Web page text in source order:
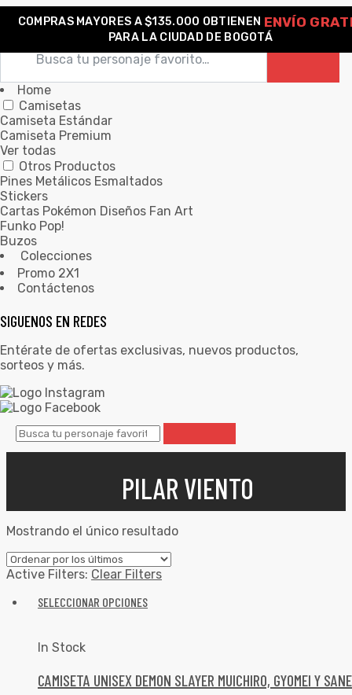
COMPRAS MAYORES A $135.000 OBTIENEN ENVÍO
PARA LA CIUDAD DE BOGOTÁ
Home
Camisetas
Camiseta Estándar
Camiseta Premium
Ver todas
Otros Productos
Pines Metálicos Esmaltados
Stickers
Cartas Pokémon Diseños Fan Art
Funko Pop!
Buzos
Colecciones
Promo 2X1
Contáctenos
SIGUENOS EN REDES
Entérate de ofertas exclusivas, nuevos productos,
sorteos y más.
PILAR VIENTO
Mostrando el único resultado
Active Filters: Clear Filters
SELECCIONAR OPCIONES
In Stock
CAMISETA UNISEX DEMON SLAYER MUICHIRO, GYOMEI Y